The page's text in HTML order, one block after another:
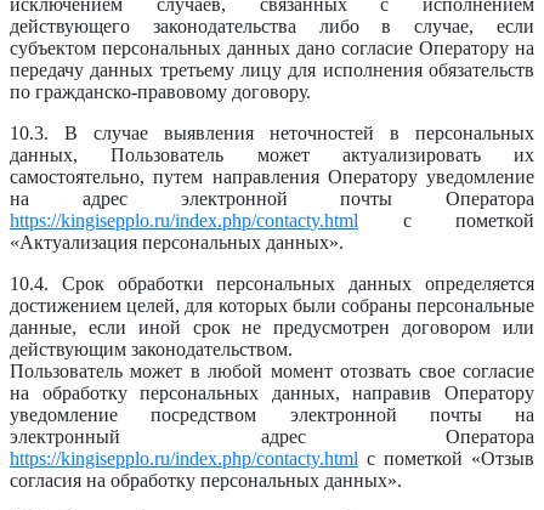
исключением случаев, связанных с исполнением
действующего законодательства либо в случае, если
субъектом персональных данных дано согласие Оператору на
передачу данных третьему лицу для исполнения обязательств
по гражданско-правовому договору.
10.3. В случае выявления неточностей в персональных
данных, Пользователь может актуализировать их
самостоятельно, путем направления Оператору уведомление
на адрес электронной почты Оператора
https://kingisepplo.ru/index.php/contacty.html с пометкой
«Актуализация персональных данных».
10.4. Срок обработки персональных данных определяется
достижением целей, для которых были собраны персональные
данные, если иной срок не предусмотрен договором или
действующим законодательством.
Пользователь может в любой момент отозвать свое согласие
на обработку персональных данных, направив Оператору
уведомление посредством электронной почты на
электронный адрес Оператора
https://kingisepplo.ru/index.php/contacty.html с пометкой «Отзыв
согласия на обработку персональных данных».